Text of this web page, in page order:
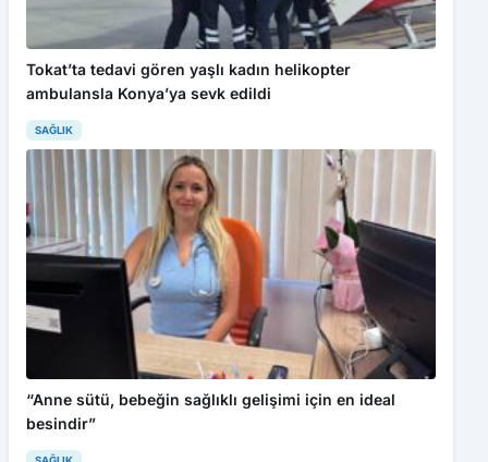
Tokat’ta tedavi gören yaşlı kadın helikopter
ambulansla Konya’ya sevk edildi
SAĞLIK
“Anne sütü, bebeğin sağlıklı gelişimi için en ideal
besindir”